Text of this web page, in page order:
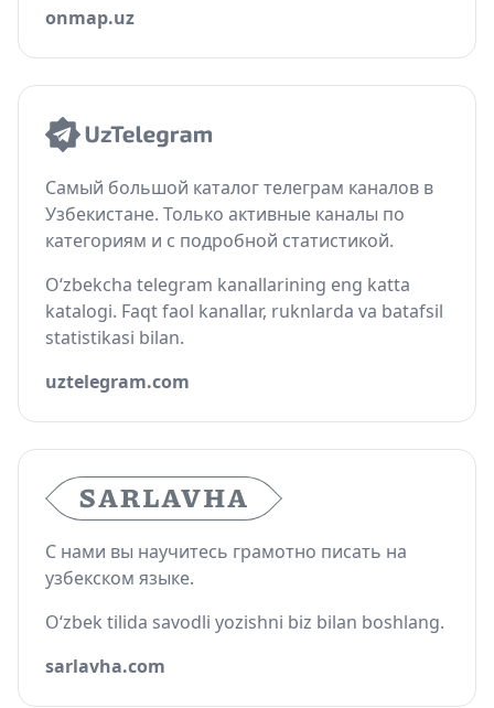
onmap.uz
Самый большой каталог телеграм каналов в
Узбекистане. Только активные каналы по
категориям и с подробной статистикой.
O‘zbekcha telegram kanallarining eng katta
katalogi. Faqt faol kanallar, ruknlarda va batafsil
statistikasi bilan.
uztelegram.com
С нами вы научитесь грамотно писать на
узбекском языке.
O‘zbek tilida savodli yozishni biz bilan boshlang.
sarlavha.com